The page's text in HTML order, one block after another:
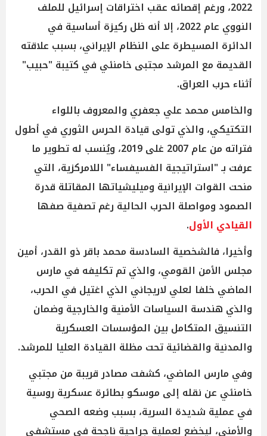
2022، ورغم إقصائه عقب اختراقات إسرائيل للملف
النووي عام 2022، إلا أنه ظل ركيزة أساسية في
الدائرة المسيطرة على النظام الإيراني، بسبب علاقته
القديمة مع المرشد مجتبى خامنئي في كتيبة "حبيب"
أثناء حرب العراق.
والخامس محمد علي جعفري والمعروف باللواء
التكتيكي، والذي تولى قيادة الحرس الثوري في أطول
فتراته من عام 2007 غلى 2019، ويُنسب له تطوير ما
عرفت بـ "استراتيجية الفسيفساء" اللامركزية، التي
منحت القوات الإيرانية وميليشياتها المقاتلة قدرة
الصمود ومواصلة الحرب الحالية رغم تصفية صفها
القيادي الأول.
وأخيرا، فالشخصية السادسة محمد باقر ذو القدر، أمين
مجلس الأمن القومي، والذي تم تكليفه في مارس
الماضي خلفا لعلي لاريجاني الذي اغتيل في الحرب،
والذي هندسة السياسات الأمنية والخارجية وضمان
التنسيق المتكامل بين المؤسسات العسكرية
والمدنية والقضائية تحت مظلة القيادة العليا للمرشد.
وفي مارس الماضي، كشفت مصادر قريبة من مجتبي
خامنئي عن نقله إلى موسكو بطائرة عسكرية روسية
في عملية شديدة السرية، بسبب وضعه الصحي
والأمني، ليخضع لعملية جراحية ناجحة في مستشفى